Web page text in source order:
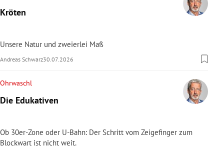
Kröten
Unsere Natur und zweierlei Maß
Andreas Schwarz30.07.2026
Ohrwaschl
Die Edukativen
Ob 30er-Zone oder U-Bahn: Der Schritt vom Zeigefinger zum
Blockwart ist nicht weit.